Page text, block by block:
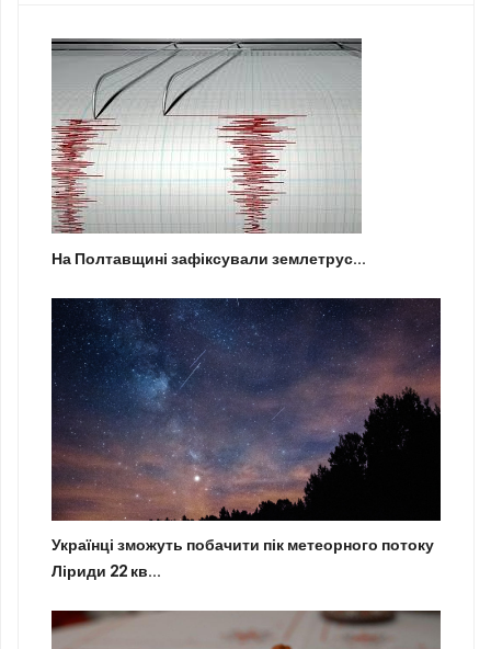
На Полтавщині зафіксували землетрус...
Українці зможуть побачити пік метеорного потоку
Ліриди 22 кв...